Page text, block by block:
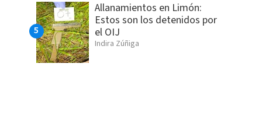
Allanamientos en Limón:
Estos son los detenidos por
el OIJ
Indira Zúñiga